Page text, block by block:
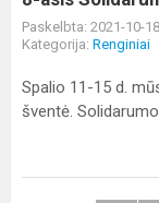
Paskelbta: 2021-10-18
Kategorija: Renginiai
Spalio 11-15 d.
šventė.